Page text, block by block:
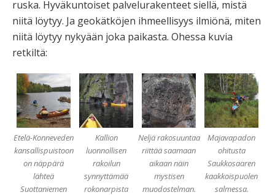
ruska. Hyväkuntoiset palvelurakenteet siellä, mistä
niitä löytyy. Ja geokätköjen ihmeellisyys ilmiönä, miten
niitä löytyy nykyään joka paikasta. Ohessa kuvia
retkiltä:
Etelä-Konneveden
kansallispuistoon
on näppärä
lähteä
Suottaniemen
Kallion
luonnollisen
rakoilun
synnyttämää
rokonarpista
Neljä rakosuuntaa
riittää saamaan
aikaan näin
mystisen
muodostelman.
Majavapadon
ohitusta
Saukkosaaren
kaakkoispuolen
salmessa.